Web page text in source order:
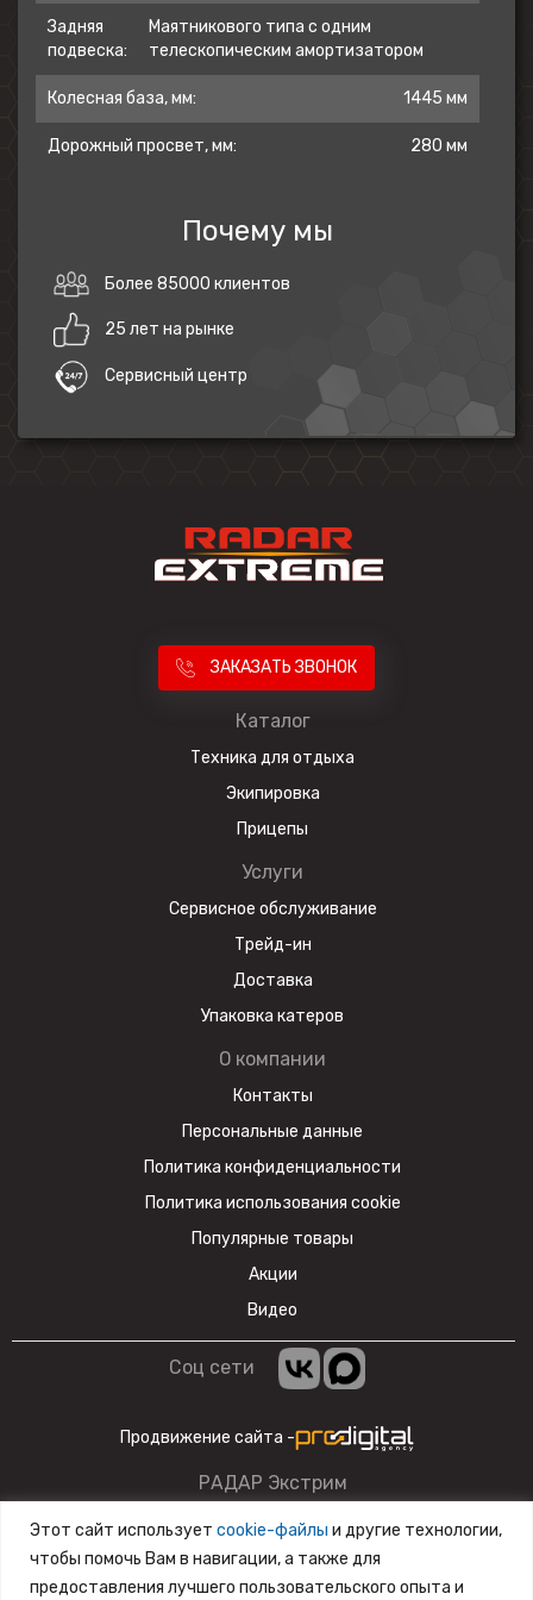
бездорожья, так и для езды в городе.
Передние шины диаметром 21 дюйм и
задние 18-дюймовые шины толщиной 120
Высококачественные шины для
износостойкие, спортивные, для легкого
передвижения по любой дороге.
Задняя
подвеска:
Маятникового типа с одним
телескопическим амортизатором
Колесная база, мм: 1445 мм
Дорожный просвет, мм: 280 мм
Почему мы
Более 85000 клиентов
25 лет на рынке
Сервисный центр
ЗАКАЗАТЬ ЗВОНОК
Каталог
Техника для отдыха
Экипировка
Прицепы
Услуги
Сервисное обслуживание
Трейд-ин
Доставка
Упаковка катеров
О компании
Контакты
Персональные данные
Политика конфиденциальности
Политика использования cookie
Популярные товары
Акции
Видео
Соц сети
Продвижение сайта -
РАДАР Экстрим
Данный сайт несет информационный характер и ни при
каких условиях материалы и цены, размещенные на сайте,
не являются публичной офертой.
Этот сайт использует cookie-файлы и другие технологии,
чтобы помочь Вам в навигации, а также для
предоставления лучшего пользовательского опыта и